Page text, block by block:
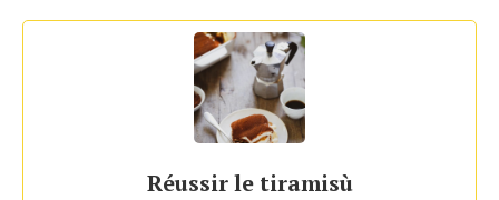
Réussir le tiramisù